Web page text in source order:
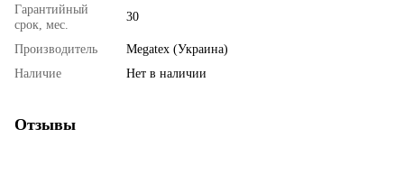
Гарантийный
срок, мес.
30
Производитель
Megatex (Украина)
Наличие
Нет в наличии
Отзывы